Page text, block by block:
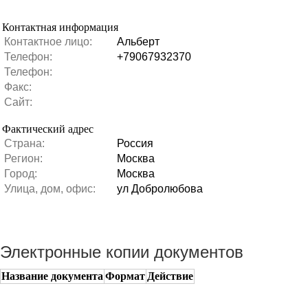
Контактная информация
Контактное лицо:
Альберт
Телефон:
+79067932370
Телефон:
Факс:
Сайт:
Фактический адрес
Страна:
Россия
Регион:
Москва
Город:
Москва
Улица, дом, офис:
ул Добролюбова
Электронные копии документов
Название документа Формат Действие